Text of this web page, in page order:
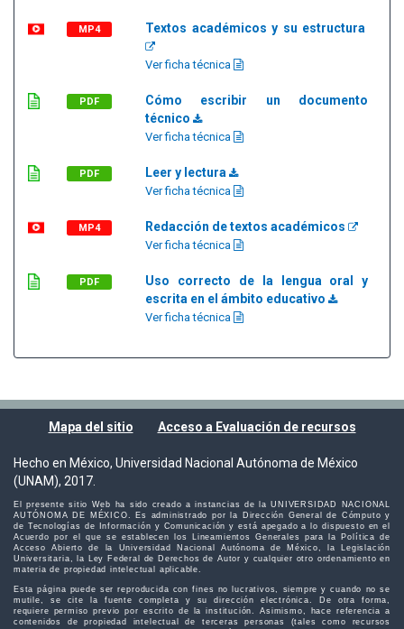
MP4 Textos académicos y su estructura
Ver ficha técnica
PDF
Cómo escribir un documento
técnico
Ver ficha técnica
PDF Leer y lectura
Ver ficha técnica
MP4 Redacción de textos académicos
Ver ficha técnica
PDF
Uso correcto de la lengua oral y
escrita en el ámbito educativo
Ver ficha técnica
Mapa del sitio Acceso a Evaluación de recursos
Hecho en México, Universidad Nacional Autónoma de México
(UNAM), 2017.
El presente sitio Web ha sido creado a instancias de la UNIVERSIDAD NACIONAL
AUTÓNOMA DE MÉXICO. Es administrado por la Dirección General de Cómputo y
de Tecnologías de Información y Comunicación y está apegado a lo dispuesto en el
Acuerdo por el que se establecen los Lineamientos Generales para la Política de
Acceso Abierto de la Universidad Nacional Autónoma de México, la Legislación
Universitaria, la Ley Federal de Derechos de Autor y cualquier otro ordenamiento en
materia de propiedad intelectual aplicable.
Esta página puede ser reproducida con fines no lucrativos, siempre y cuando no se
mutile, se cite la fuente completa y su dirección electrónica. De otra forma,
requiere permiso previo por escrito de la institución. Asimismo, hace referencia a
contenidos de propiedad intelectual de terceras personas (tales como recursos